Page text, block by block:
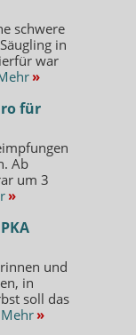
schwere
in
war
»
für
Ab
um 3
»
und
in
soll das
Mehr »